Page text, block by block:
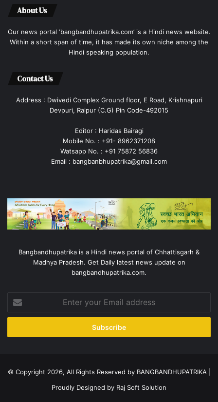
About Us
Our news portal ‘bangbandhupatrika.com’ is a Hindi news website.
Within a short span of time, it has made its own niche among the
Hindi speaking population.
Contact Us
Address : Dwivedi Complex Ground floor, E Road, Krishnapuri
Devpuri, Raipur (C.G) Pin Code-492015
Editor : Haridas Bairagi
Mobile No. : +91- 8962371208
Watsapp No. : +91 75872 56836
Email : bangbanbhupatrika@gmail.com
Bangbandhupatrika is a Hindi news portal of Chhattisgarh &
Madhya Pradesh. Get Daily latest news update on
bangbandhupatrika.com.
your
Email
© Copyright 2026, All Rights Reserved by BANGBANDHUPATRIKA |
Proudly Designed by Raj Soft Solution